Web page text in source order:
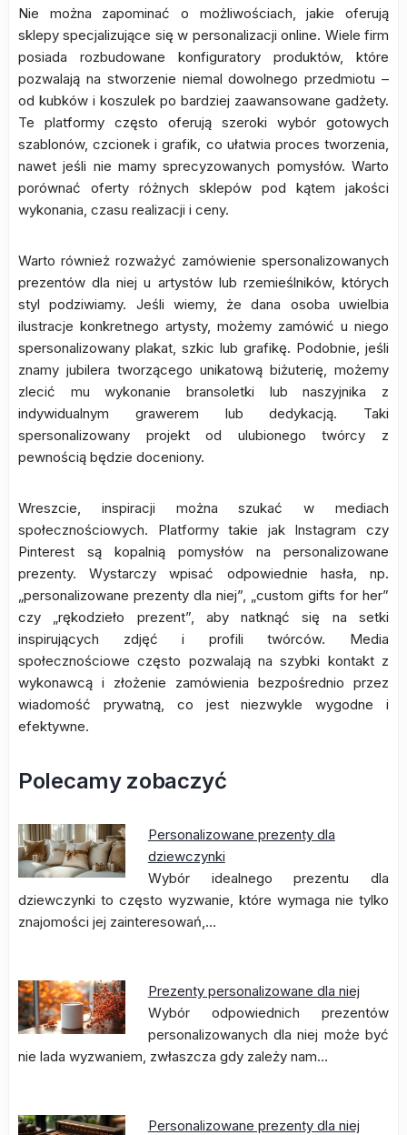
Nie można zapominać o możliwościach, jakie oferują
sklepy specjalizujące się w personalizacji online. Wiele firm
posiada rozbudowane konfiguratory produktów, które
pozwalają na stworzenie niemal dowolnego przedmiotu –
od kubków i koszulek po bardziej zaawansowane gadżety.
Te platformy często oferują szeroki wybór gotowych
szablonów, czcionek i grafik, co ułatwia proces tworzenia,
nawet jeśli nie mamy sprecyzowanych pomysłów. Warto
porównać oferty różnych sklepów pod kątem jakości
wykonania, czasu realizacji i ceny.
Warto również rozważyć zamówienie spersonalizowanych
prezentów dla niej u artystów lub rzemieślników, których
styl podziwiamy. Jeśli wiemy, że dana osoba uwielbia
ilustracje konkretnego artysty, możemy zamówić u niego
spersonalizowany plakat, szkic lub grafikę. Podobnie, jeśli
znamy jubilera tworzącego unikatową biżuterię, możemy
zlecić mu wykonanie bransoletki lub naszyjnika z
indywidualnym grawerem lub dedykacją. Taki
spersonalizowany projekt od ulubionego twórcy z
pewnością będzie doceniony.
Wreszcie, inspiracji można szukać w mediach
społecznościowych. Platformy takie jak Instagram czy
Pinterest są kopalnią pomysłów na personalizowane
prezenty. Wystarczy wpisać odpowiednie hasła, np.
„personalizowane prezenty dla niej”, „custom gifts for her”
czy „rękodzieło prezent”, aby natknąć się na setki
inspirujących zdjęć i profili twórców. Media
społecznościowe często pozwalają na szybki kontakt z
wykonawcą i złożenie zamówienia bezpośrednio przez
wiadomość prywatną, co jest niezwykle wygodne i
efektywne.
Polecamy zobaczyć
Personalizowane prezenty dla
dziewczynki
Wybór idealnego prezentu dla
dziewczynki to często wyzwanie, które wymaga nie tylko
znajomości jej zainteresowań,…
Prezenty personalizowane dla niej
Wybór odpowiednich prezentów
personalizowanych dla niej może być
nie lada wyzwaniem, zwłaszcza gdy zależy nam…
Personalizowane prezenty dla niej